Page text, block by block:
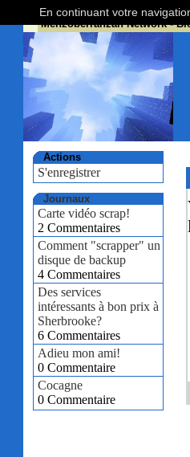
Menzoberranzan Network-
Actions
S'enregistrer
Journaux
Carte vidéo scrap!
2 Commentaires
Comment "scrapper" un
disque de backup
4 Commentaires
Des services
intéressants à bon prix à
Sherbrooke?
6 Commentaires
Adieu mon ami!
0 Commentaire
Cocagne
0 Commentaire
En continuant votre